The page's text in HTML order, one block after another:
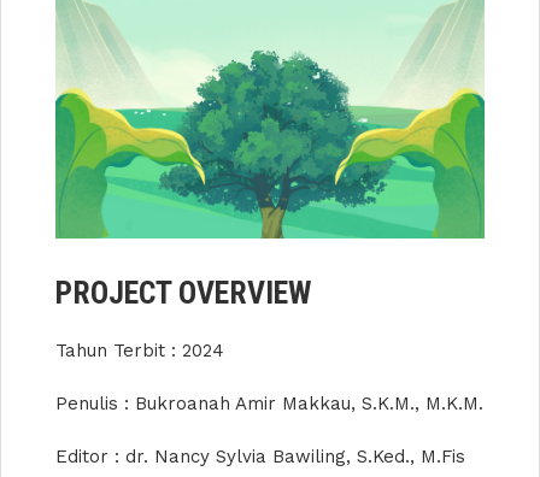
PROJECT OVERVIEW
Tahun Terbit : 2024
Penulis : Bukroanah Amir Makkau, S.K.M., M.K.M.
Editor : dr. Nancy Sylvia Bawiling, S.Ked., M.Fis